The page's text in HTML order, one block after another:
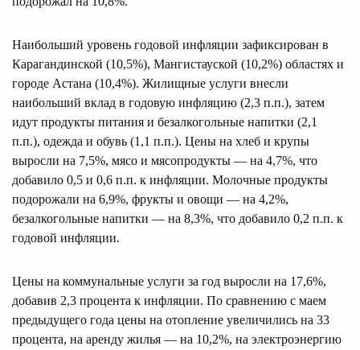
Наибольший уровень годовой инфляции зафиксирован в
Карагандинской (10,5%), Мангистауской (10,2%) областях и
городе Астана (10,4%). Жилищные услуги внесли
наибольший вклад в годовую инфляцию (2,3 п.п.), затем
идут продукты питания и безалкогольные напитки (2,1
п.п.), одежда и обувь (1,1 п.п.). Цены на хлеб и крупы
выросли на 7,5%, мясо и мясопродукты — на 4,7%, что
добавило 0,5 и 0,6 п.п. к инфляции. Молочные продукты
подорожали на 6,9%, фрукты и овощи — на 4,2%,
безалкогольные напитки — на 8,3%, что добавило 0,2 п.п. к
годовой инфляции.
Цены на коммунальные услуги за год выросли на 17,6%,
добавив 2,3 процента к инфляции. По сравнению с маем
предыдущего года цены на отопление увеличились на 33
процента, на аренду жилья — на 10,2%, на электроэнергию